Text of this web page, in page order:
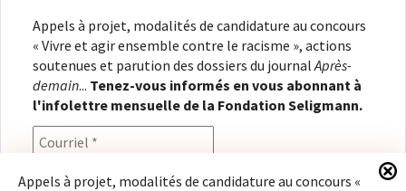
Appels à projet, modalités de candidature au concours
« Vivre et agir ensemble contre le racisme », actions
soutenues et parution des dossiers du journalAprès-
demain... Tenez-vous informés en vous abonnant à
l'infolettre mensuelle de la Fondation Seligmann.
Appels à projet, modalités de candidature au concours «